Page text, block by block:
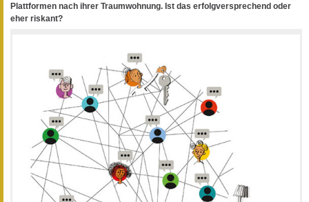
Plattformen nach ihrer Traumwohnung. Ist das erfolgversprechend oder
eher riskant?